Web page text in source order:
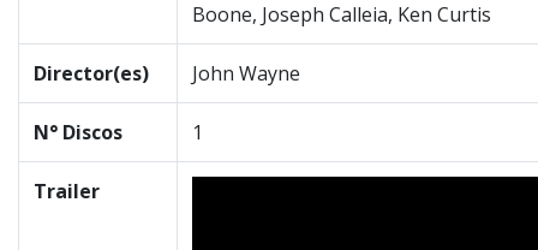
Boone, Joseph Calleia, Ken Curtis
Director(es) John Wayne
N° Discos 1
Trailer